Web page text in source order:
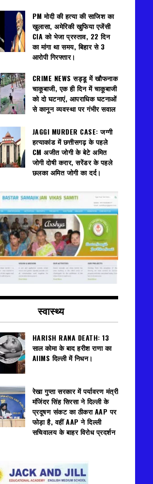
PM मोदी की हत्या की साजिश का
खुलासा, अमेरिकी खुफिया एजेंसी
CIA को भेजा प्रस्ताव, 22 दिन
का मांगा था समय, बिहार से 3
आरोपी गिरफ्तार।
CRIME NEWS सड्डू में खौफनाक
चाकूबाजी, एक ही दिन में चाकूबाजी
को दो घटनाएं, आपराधिक घटनाओं
से कानून व्यवस्था पर गंभीर सवाल
JAGGI MURDER CASE: जग्गी
हत्याकांड में छत्तीसगढ़ के पहले
CM अजीत जोगी के बेटे अमित
जोगी दोषी करार, सरेंडर के पहले
छलका अमित जोगी का दर्द।
स्वास्थ्य
HARISH RANA DEATH: 13
साल कोमा के बाद हरीश राणा का
AIIMS दिल्ली में निधन।
रेखा गुप्ता सरकार में पर्यावरण मंत्री
मंजिंदर सिंह सिरसा ने दिल्ली के
प्रदूषण संकट का ठीकरा AAP पर
फोड़ा है, वहीं AAP ने दिल्ली
सचिवालय के बाहर विरोध प्रदर्शन